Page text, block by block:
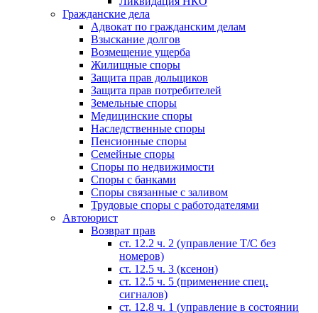
Гражданские дела
Адвокат по гражданским делам
Взыскание долгов
Возмещение ущерба
Жилищные споры
Защита прав дольщиков
Защита прав потребителей
Земельные споры
Медицинские споры
Наследственные споры
Пенсионные споры
Семейные споры
Cпоры по недвижимости
Споры с банками
Споры связанные с заливом
Трудовые споры с работодателями
Автоюрист
Возврат прав
ст. 12.2 ч. 2 (управление Т/С без
номеров)
ст. 12.5 ч. 3 (ксенон)
ст. 12.5 ч. 5 (применение спец.
сигналов)
cт. 12.8 ч. 1 (управление в состоянии